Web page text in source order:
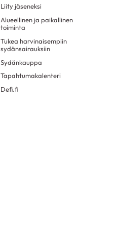
Liity jäseneksi
Alueellinen ja paikallinen
toiminta
Tukea harvinaisempiin
sydänsairauksiin
Sydänkauppa
Tapahtumakalenteri
Defi.fi